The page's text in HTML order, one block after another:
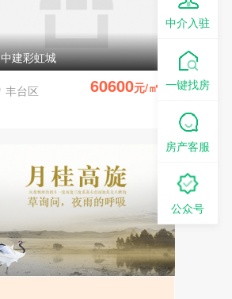
中建彩虹城
丰台区 60600元/㎡
中介入驻
一键找房
房产客服
公众号